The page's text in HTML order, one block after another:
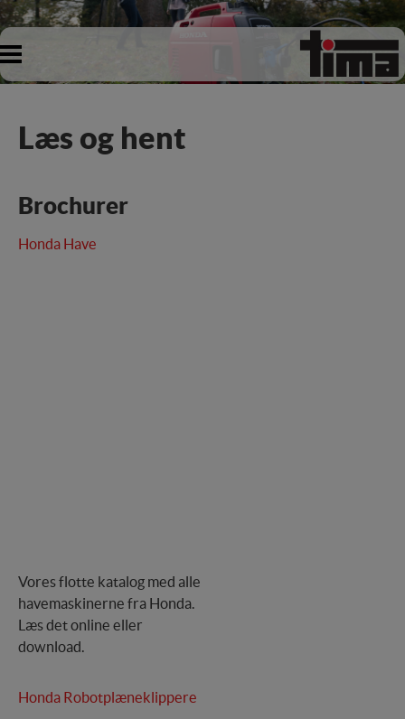
Læs og hent
Brochurer
Honda Have
Vores flotte katalog med alle
havemaskinerne fra Honda.
Læs det online eller
download.
Honda Robotplæneklippere